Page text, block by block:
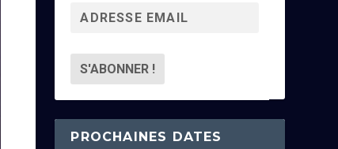
r
s
s
e
PROCHAINES DATES